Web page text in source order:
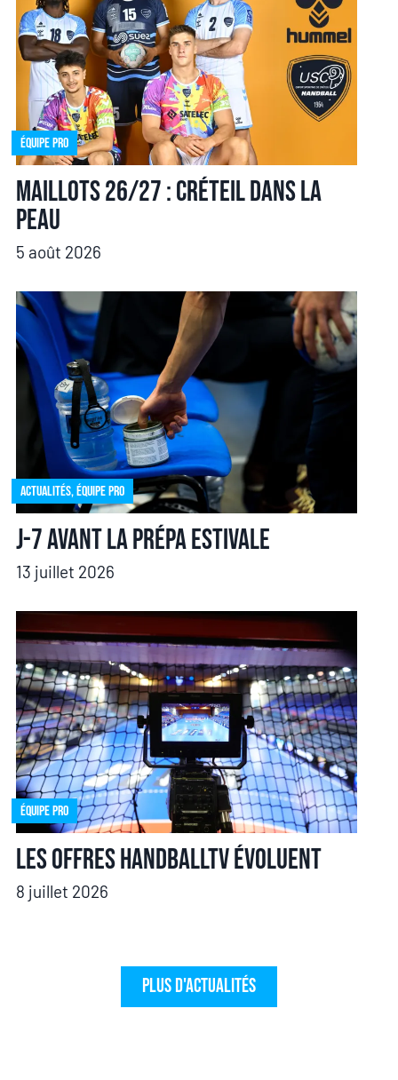
Équipe pro
Maillots 26/27 : Créteil dans la
peau
5 août 2026
Actualités,Équipe pro
J-7 avant la prépa estivale
13 juillet 2026
Équipe pro
Les offres HandballTV évoluent
8 juillet 2026
Plus d'actualités